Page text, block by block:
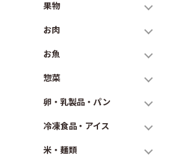
果物
お肉
お魚
惣菜
卵・乳製品・パン
冷凍食品・アイス
米・麺類